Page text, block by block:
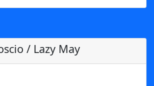
/ Lazy May